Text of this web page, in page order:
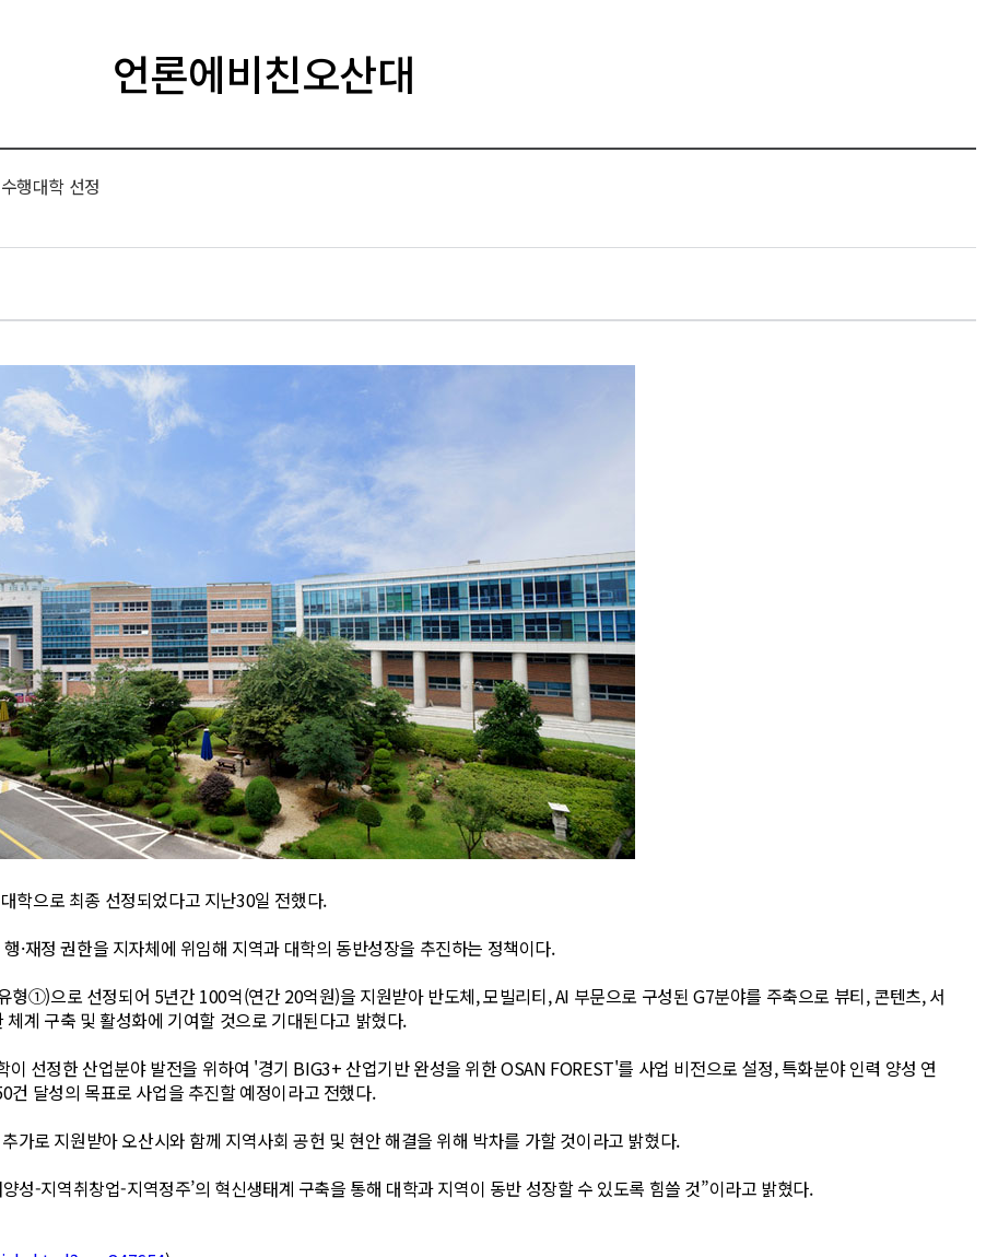
언론에비친오산대
행대학 선정
학으로 최종 선정되었다고 지난30일 전했다.
·재정 권한을 지자체에 위임해 지역과 대학의 동반성장을 추진하는 정책이다.
①)으로 선정되어 5년간 100억(연간 20억원)을 지원받아 반도체, 모빌리티, AI 부문으로 구성된 G7분야를 주축으로 뷰티, 콘텐츠, 서
계 구축 및 활성화에 기여할 것으로 기대된다고 밝혔다.
선정한 산업분야 발전을 위하여 '경기 BIG3+ 산업기반 완성을 위한 OSAN FOREST'를 사업 비전으로 설정, 특화분야 인력 양성 연
달성의 목표로 사업을 추진할 예정이라고 전했다.
가로 지원받아 오산시와 함께 지역사회 공헌 및 현안 해결을 위해 박차를 가할 것이라고 밝혔다.
성-지역취창업-지역정주’의 혁신생태계 구축을 통해 대학과 지역이 동반 성장할 수 있도록 힘쓸 것”이라고 밝혔다.